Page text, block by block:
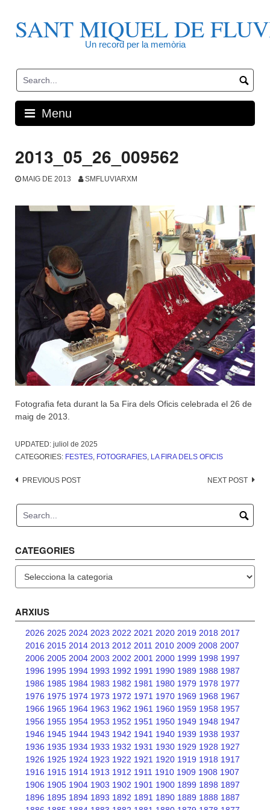
contentSANT MIQUEL DE
Un record per la memòria
Menu
2013_05_26_009562
MAIG DE 2013 SMFLUVIARXM
Fotografia feta durant la 5a Fira dels Oficis celebrada el 26 de
maig de 2013.
UPDATED: juliol de 2025
CATEGORIES: FESTES, FOTOGRAFIES, LA FIRA DELS OFICIS
Post
PREVIOUS POST NEXT POST
CATEGORIES
ARXIUS
2026 2025 2024 2023 2022 2021 2020 2019 2018 2017
2016 2015 2014 2013 2012 2011 2010 2009 2008 2007
2006 2005 2004 2003 2002 2001 2000 1999 1998 1997
1996 1995 1994 1993 1992 1991 1990 1989 1988 1987
1986 1985 1984 1983 1982 1981 1980 1979 1978 1977
1976 1975 1974 1973 1972 1971 1970 1969 1968 1967
1966 1965 1964 1963 1962 1961 1960 1959 1958 1957
1956 1955 1954 1953 1952 1951 1950 1949 1948 1947
1946 1945 1944 1943 1942 1941 1940 1939 1938 1937
1936 1935 1934 1933 1932 1931 1930 1929 1928 1927
1926 1925 1924 1923 1922 1921 1920 1919 1918 1917
1916 1915 1914 1913 1912 1911 1910 1909 1908 1907
1906 1905 1904 1903 1902 1901 1900 1899 1898 1897
1896 1895 1894 1893 1892 1891 1890 1889 1888 1887